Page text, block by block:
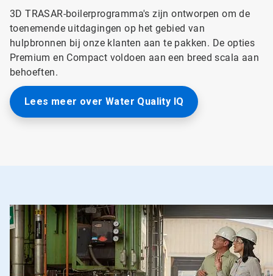
3D TRASAR-boilerprogramma's zijn ontworpen om de
toenemende uitdagingen op het gebied van
hulpbronnen bij onze klanten aan te pakken. De opties
Premium en Compact voldoen aan een breed scala aan
behoeften.
Lees meer over Water Quality IQ